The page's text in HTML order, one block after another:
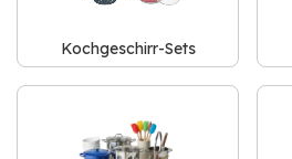
Kochgeschirr-Sets